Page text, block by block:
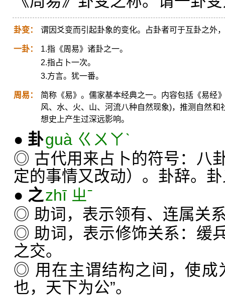
卦变： 谓因爻变而引起卦象的变化。占卦者可于互卦之外
一卦：
1.指《周易》诸卦之一。
2.指占卜一次。
3.方言。犹一番。
周易：
简称《易》。儒家基本经典之一。内容包括《易经
风、水、火、山、河流八种自然现象)，推测自然
想史上产生过深远影响。
● 卦guà ㄍㄨㄚˋ
◎ 古代用来占卜的符号：八
定的事情又改动）。卦辞。
● 之zhī ㄓˉ
◎ 助词，表示领有、连属关
◎ 助词，表示修饰关系：缓
之交。
◎ 用在主谓结构之间，使成
也，天下为公”。